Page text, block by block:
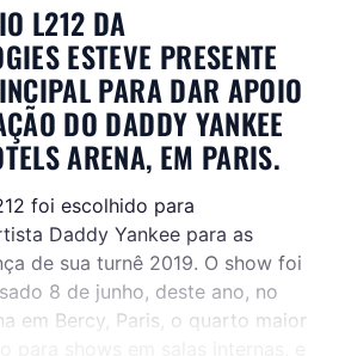
L212 DA
ESTEVE PRESENTE
PARA DAR APOIO
DO DADDY YANKEE
ARENA, EM PARIS.
foi escolhido para
Daddy Yankee para as
de sua turnê 2019. O show foi
8 de junho, deste ano, no
em Bercy, Paris, o quarto maior